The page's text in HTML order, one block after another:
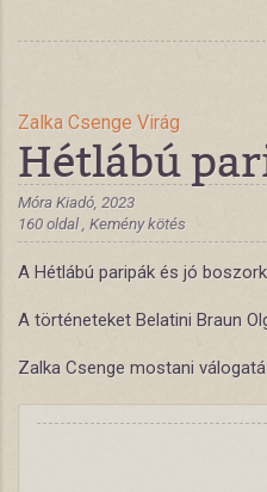
Zalka Csenge Virág
Hétlábú
Móra Kiadó, 2023
160 oldal , Kemény kötés
A Hétlábú paripák és jó
A történeteket Belatini Braun
Zalka Csenge mostani